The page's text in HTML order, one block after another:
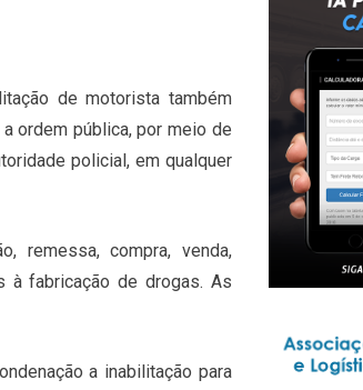
de motorista também
ordem pública, por meio de
policial, em qualquer
remessa, compra, venda,
à fabricação de drogas. As
a inabilitação para